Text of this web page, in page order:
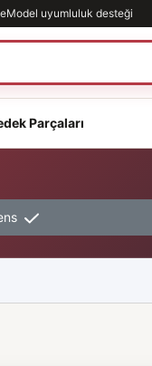
Model uyumluluk desteği
Parçaları